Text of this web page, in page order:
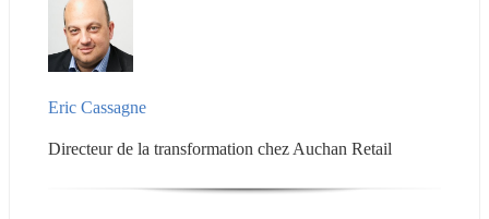
Eric Cassagne
Directeur de la transformation chez Auchan Retail